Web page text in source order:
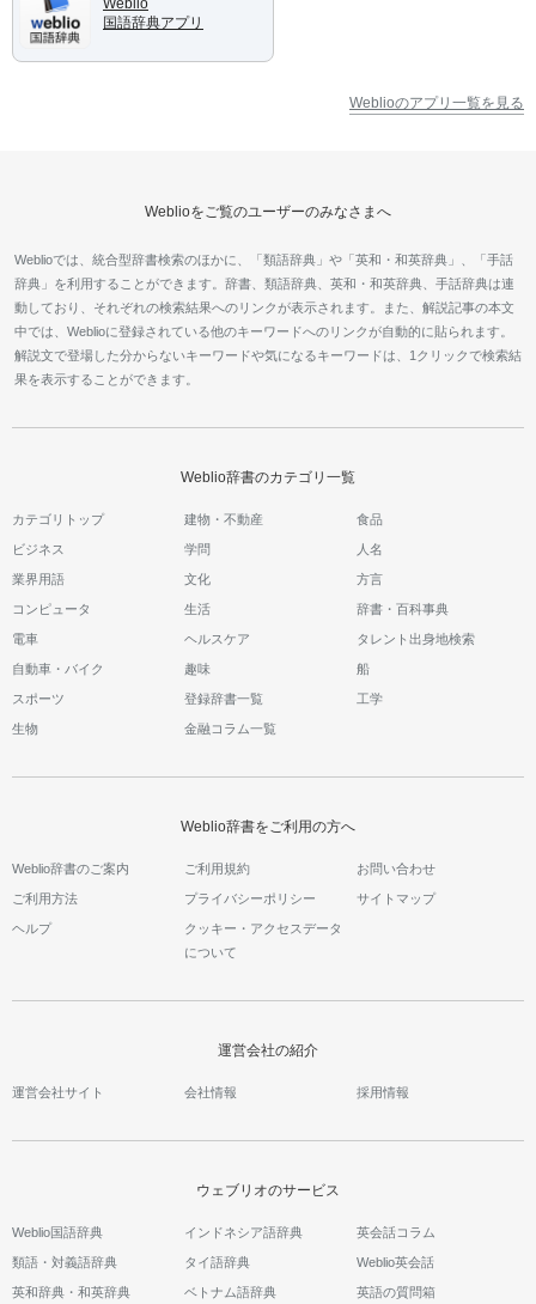
Weblio
国語辞典アプリ
Weblioのアプリ一覧を見る
Weblioをご覧のユーザーのみなさまへ
Weblioでは、統合型辞書検索のほかに、「類語辞典」や「英和・和英辞典」、「手話
辞典」を利用することができます。辞書、類語辞典、英和・和英辞典、手話辞典は連
動しており、それぞれの検索結果へのリンクが表示されます。また、解説記事の本文
中では、Weblioに登録されている他のキーワードへのリンクが自動的に貼られます。
解説文で登場した分からないキーワードや気になるキーワードは、1クリックで検索結
果を表示することができます。
Weblio辞書のカテゴリ一覧
カテゴリトップ 建物・不動産 食品
ビジネス 学問 人名
業界用語 文化 方言
コンピュータ 生活 辞書・百科事典
電車 ヘルスケア タレント出身地検索
自動車・バイク 趣味 船
スポーツ 登録辞書一覧 工学
生物 金融コラム一覧
Weblio辞書をご利用の方へ
Weblio辞書のご案内 ご利用規約 お問い合わせ
ご利用方法 プライバシーポリシー サイトマップ
ヘルプ
クッキー・アクセスデータ
について
運営会社の紹介
運営会社サイト 会社情報 採用情報
ウェブリオのサービス
Weblio国語辞典
類語・対義語辞典
英和辞典・和英辞典
インドネシア語辞典
タイ語辞典
ベトナム語辞典
英会話コラム
Weblio英会話
英語の質問箱